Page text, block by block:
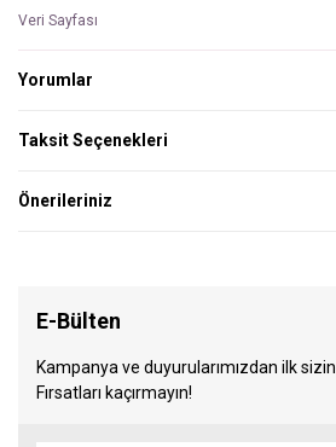
Veri Sayfası
Yorumlar
Taksit Seçenekleri
Önerileriniz
E-Bülten
Kampanya ve duyurularımızdan ilk
Fırsatları kaçırmayın!